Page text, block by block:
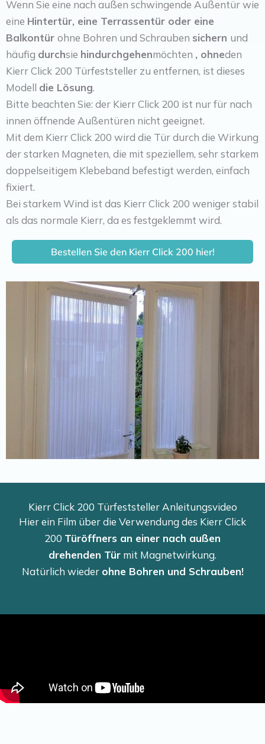
Wenn Sie eine nach außen schwingende Außentür wie
eine Hintertür, eine Terrassentür oder eine
Balkontür ohne Bohren und Schrauben sichern und
häufig durchsie hindurchgehenmöchten , ohneden
Kierr Click 200 Türfeststeller zu entfernen, ist dieses
Modell die Lösung.
Bitte beachten Sie: der Kierr Click 200 ist nur für nach
innen öffnende Außentüren nicht geeignet.
Mit dem Kierr Click 200 wird die Tür durch die Wirkung
der starken Magneten, die mit speziellem, sehr starkem
doppelseitigem Klebeband befestigt werden, einfach
fixiert.
Bei starkem Wind ist das Kierr Click 200 weniger stabil
als das normale Kierr, da es festgeklemmt wird.
Bestellen Sie den Kierr Click 200 hier!
Kierr Click 200 Türfeststeller Anleitungsvideo
Hier ein Film über die Verwendung des Kierr Click
200 Türöffners an einer nach außen
drehenden Tür mit Magnetwirkung.
Natürlich wieder ohne Bohren und Schrauben!